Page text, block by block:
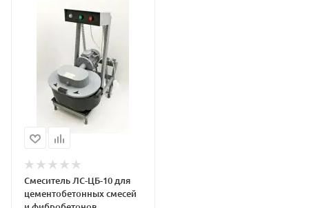
Смеситель ЛС-ЦБ-10 для
цементобетонных смесей